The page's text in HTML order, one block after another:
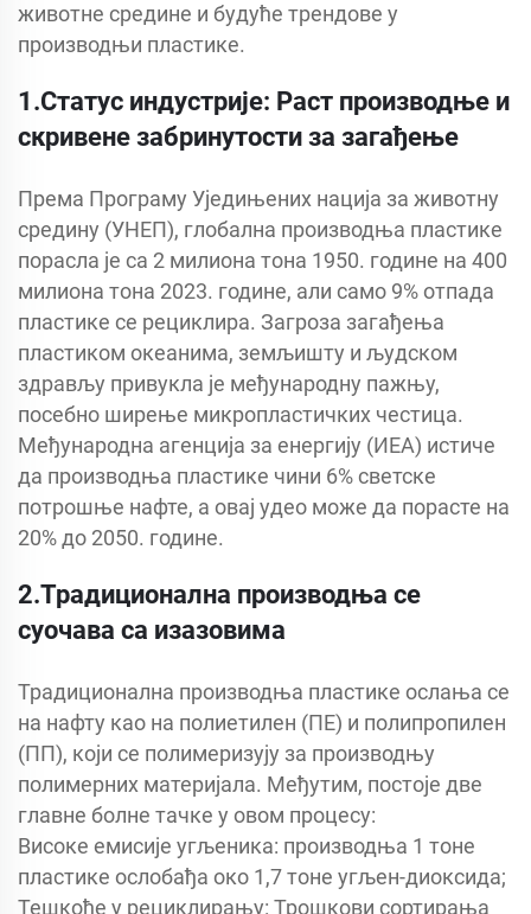
животне средине и будуће трендове у
производњи пластике.
1.Статус индустрије: Раст производње и
скривене забринутости за загађење
Према Програму Уједињених нација за животну
средину (УНЕП), глобална производња пластике
порасла је са 2 милиона тона 1950. године на 400
милиона тона 2023. године, али само 9% отпада
пластике се рециклира. Загроза загађења
пластиком океанима, земљишту и људском
здрављу привукла је међународну пажњу,
посебно ширење микропластичких честица.
Међународна агенција за енергију (ИЕА) истиче
да производња пластике чини 6% светске
потрошње нафте, а овај удео може да порасте на
20% до 2050. године.
2.Традиционална производња се
суочава са изазовима
Традиционална производња пластике ослања се
на нафту као на полиетилен (ПЕ) и полипропилен
(ПП), који се полимеризују за производњу
полимерних материјала. Међутим, постоје две
главне болне тачке у овом процесу:
Високе емисије угљеника: производња 1 тоне
пластике ослобађа око 1,7 тоне угљен-диоксида;
Тешкоће у рециклирању: Трошкови сортирања